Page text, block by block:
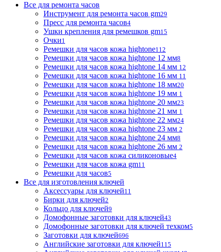
Все для ремонта часов
Инструмент для ремонта часов gm29
Пресс для ремонта часов4
Ушки крепления для ремешков gm15
Очки1
Ремешки для часов кожа hightone112
Ремешки для часов кожа hightone 12 мм8
Ремешки для часов кожа hightone 14 мм 12
Ремешки для часов кожа hightone 16 мм 11
Ремешки для часов кожа hightone 18 мм20
Ремешки для часов кожа hightone 19 мм 1
Ремешки для часов кожа hightone 20 мм23
Ремешки для часов кожа hightone 21 мм 1
Ремешки для часов кожа hightone 22 мм24
Ремешки для часов кожа hightone 23 мм 2
Ремешки для часов кожа hightone 24 мм8
Ремешки для часов кожа hightone 26 мм 2
Ремешки для часов кожа силиконовые4
Ремешки для часов кожа gm11
Ремешки для часов5
Все для изготовления ключей
Аксессуары для ключей11
Бирки для ключей2
Кольцо для ключей9
Домофонные заготовки для ключей43
Домофонные заготовки для ключей техком5
Заготовки для ключей696
Английские заготовки для ключей115